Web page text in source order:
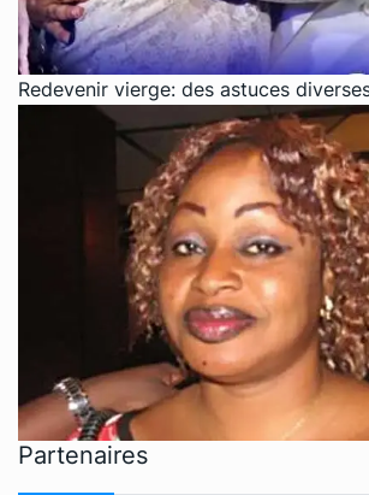
Redevenir vierge: des astuces
Partenaires